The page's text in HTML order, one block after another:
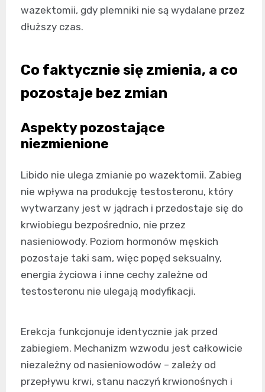
wazektomii, gdy plemniki nie są wydalane przez
dłuższy czas.
Co faktycznie się zmienia, a co
pozostaje bez zmian
Aspekty pozostające
niezmienione
Libido nie ulega zmianie po wazektomii. Zabieg
nie wpływa na produkcję testosteronu, który
wytwarzany jest w jądrach i przedostaje się do
krwiobiegu bezpośrednio, nie przez
nasieniowody. Poziom hormonów męskich
pozostaje taki sam, więc popęd seksualny,
energia życiowa i inne cechy zależne od
testosteronu nie ulegają modyfikacji.
Erekcja funkcjonuje identycznie jak przed
zabiegiem. Mechanizm wzwodu jest całkowicie
niezależny od nasieniowodów – zależy od
przepływu krwi, stanu naczyń krwionośnych i